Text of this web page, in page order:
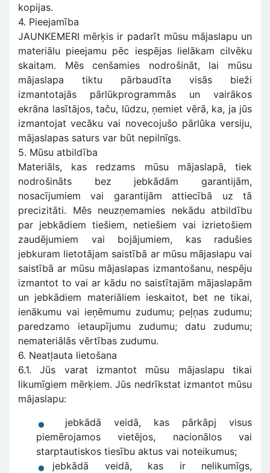
kopijas.
4. Pieejamība
JAUNKEMERI mērķis ir padarīt mūsu mājaslapu un
materiālu pieejamu pēc iespējas lielākam cilvēku
skaitam. Mēs cenšamies nodrošināt, lai mūsu
mājaslapa tiktu pārbaudīta visās bieži
izmantotajās pārlūkprogrammās un vairākos
ekrāna lasītājos, taču, lūdzu, ņemiet vērā, ka, ja jūs
izmantojat vecāku vai novecojušo pārlūka versiju,
mājaslapas saturs var būt nepilnīgs.
5. Mūsu atbildība
Materiāls, kas redzams mūsu mājaslapā, tiek
nodrošināts bez jebkādām garantijām,
nosacījumiem vai garantijām attiecībā uz tā
precizitāti. Mēs neuzņemamies nekādu atbildību
par jebkādiem tiešiem, netiešiem vai izrietošiem
zaudējumiem vai bojājumiem, kas radušies
jebkuram lietotājam saistībā ar mūsu mājaslapu vai
saistībā ar mūsu mājaslapas izmantošanu, nespēju
izmantot to vai ar kādu no saistītajām mājaslapām
un jebkādiem materiāliem ieskaitot, bet ne tikai,
ienākumu vai ieņēmumu zudumu; peļņas zudumu;
paredzamo ietaupījumu zudumu; datu zudumu;
nemateriālās vērtības zudumu.
6. Neatļauta lietošana
6.1. Jūs varat izmantot mūsu mājaslapu tikai
likumīgiem mērķiem. Jūs nedrīkstat izmantot mūsu
mājaslapu:
jebkādā veidā, kas pārkāpj visus
piemērojamos vietējos, nacionālos vai
starptautiskos tiesību aktus vai noteikumus;
jebkādā veidā, kas ir nelikumīgs,